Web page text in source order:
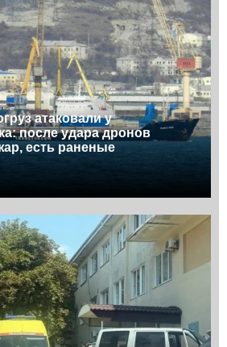
атаковали у
после удара дронов
есть раненые